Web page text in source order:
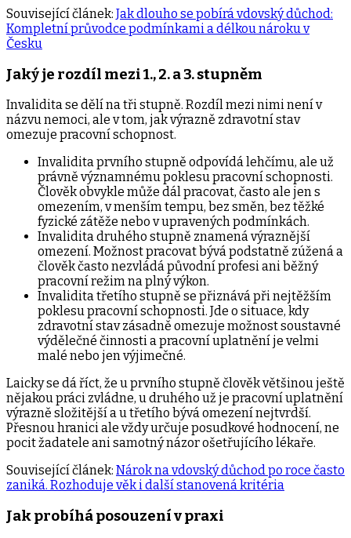
Související článek: Jak dlouho se pobírá vdovský důchod:
Kompletní průvodce podmínkami a délkou nároku v
Česku
Jaký je rozdíl mezi 1., 2. a 3. stupněm
Invalidita se dělí na tři stupně. Rozdíl mezi nimi není v
názvu nemoci, ale v tom, jak výrazně zdravotní stav
omezuje pracovní schopnost.
Invalidita prvního stupně odpovídá lehčímu, ale už
právně významnému poklesu pracovní schopnosti.
Člověk obvykle může dál pracovat, často ale jen s
omezením, v menším tempu, bez směn, bez těžké
fyzické zátěže nebo v upravených podmínkách.
Invalidita druhého stupně znamená výraznější
omezení. Možnost pracovat bývá podstatně zúžená a
člověk často nezvládá původní profesi ani běžný
pracovní režim na plný výkon.
Invalidita třetího stupně se přiznává při nejtěžším
poklesu pracovní schopnosti. Jde o situace, kdy
zdravotní stav zásadně omezuje možnost soustavné
výdělečné činnosti a pracovní uplatnění je velmi
malé nebo jen výjimečné.
Laicky se dá říct, že u prvního stupně člověk většinou ještě
nějakou práci zvládne, u druhého už je pracovní uplatnění
výrazně složitější a u třetího bývá omezení nejtvrdší.
Přesnou hranici ale vždy určuje posudkové hodnocení, ne
pocit žadatele ani samotný názor ošetřujícího lékaře.
Související článek: Nárok na vdovský důchod po roce často
zaniká. Rozhoduje věk i další stanovená kritéria
Jak probíhá posouzení v praxi